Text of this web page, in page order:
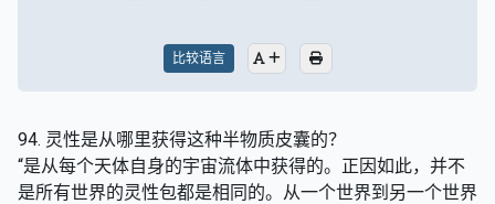
比较语言
94. 灵性是从哪里获得这种半物质皮囊的？
“是从每个天体自身的宇宙流体中获得的。正因如此，并不
是所有世界的灵性包都是相同的。从一个世界到另一个世界